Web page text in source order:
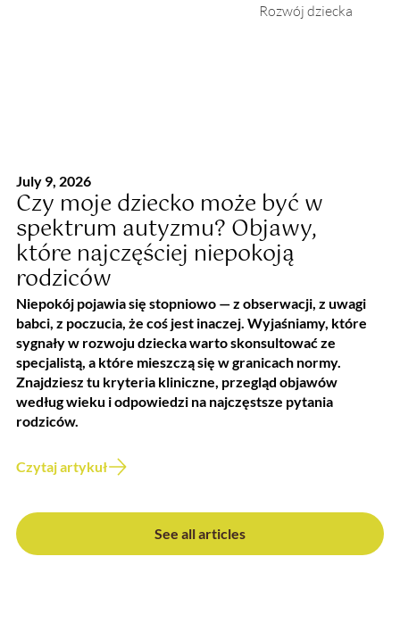
Rozwój dziecka
July 9, 2026
Czy moje dziecko może być w
spektrum autyzmu? Objawy,
które najczęściej niepokoją
rodziców
Niepokój pojawia się stopniowo — z obserwacji, z uwagi
babci, z poczucia, że coś jest inaczej. Wyjaśniamy, które
sygnały w rozwoju dziecka warto skonsultować ze
specjalistą, a które mieszczą się w granicach normy.
Znajdziesz tu kryteria kliniczne, przegląd objawów
według wieku i odpowiedzi na najczęstsze pytania
rodziców.
Czytaj artykuł
See all articles